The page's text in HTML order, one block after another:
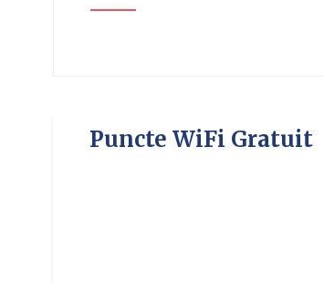
Puncte WiFi Gratuit